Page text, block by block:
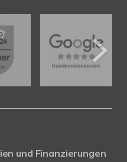
und Finanzierungen